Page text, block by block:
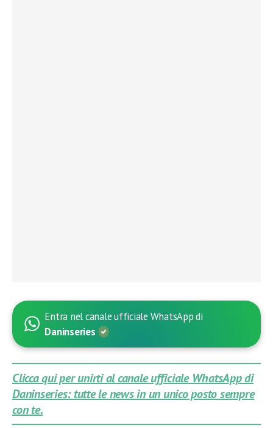
Entra nel canale ufficiale WhatsApp di
Daninseries
Clicca qui per unirti al canale ufficiale WhatsApp di
Daninseries: tutte le news in un unico posto sempre
con te.